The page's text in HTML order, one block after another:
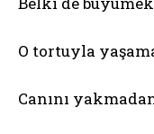
O tortuyla
Canını